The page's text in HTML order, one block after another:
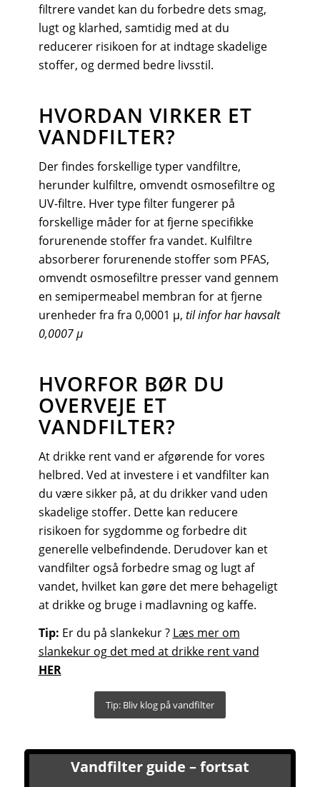
filtrere vandet kan du forbedre dets smag,
lugt og klarhed, samtidig med at du
reducerer risikoen for at indtage skadelige
stoffer, og dermed bedre livsstil.
HVORDAN VIRKER ET
VANDFILTER?
Der findes forskellige typer vandfiltre,
herunder kulfiltre, omvendt osmosefiltre og
UV-filtre. Hver type filter fungerer på
forskellige måder for at fjerne specifikke
forurenende stoffer fra vandet. Kulfiltre
absorberer forurenende stoffer som PFAS,
omvendt osmosefiltre presser vand gennem
en semipermeabel membran for at fjerne
urenheder fra fra 0,0001 µ, til infor har havsalt
0,0007 µ
HVORFOR BØR DU
OVERVEJE ET
VANDFILTER?
At drikke rent vand er afgørende for vores
helbred. Ved at investere i et vandfilter kan
du være sikker på, at du drikker vand uden
skadelige stoffer. Dette kan reducere
risikoen for sygdomme og forbedre dit
generelle velbefindende. Derudover kan et
vandfilter også forbedre smag og lugt af
vandet, hvilket kan gøre det mere behageligt
at drikke og bruge i madlavning og kaffe.
Tip: Er du på slankekur ? Læs mer om
slankekur og det med at drikke rent vand
HER
Tip: Bliv klog på vandfilter
Vandfilter guide – fortsat